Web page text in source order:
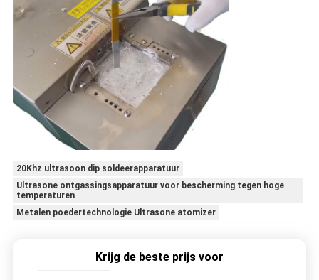
20Khz ultrasoon dip soldeerapparatuur
Ultrasone ontgassingsapparatuur voor bescherming tegen hoge
temperaturen
Metalen poedertechnologie Ultrasone atomizer
Krijg de beste prijs voor